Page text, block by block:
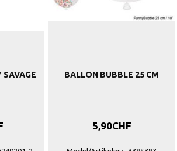
SAVAGE
BALLON BUBBLE 25 CM
5,90CHF